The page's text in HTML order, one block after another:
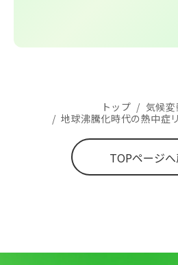
トップ / 気候
/ 地球沸騰化時代の熱中症
TOPページ